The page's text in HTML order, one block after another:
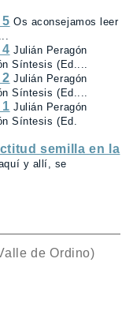
Os aconsejamos leer
Julián Peragón
Síntesis (Ed....
Julián Peragón
Síntesis (Ed....
Julián Peragón
Síntesis (Ed.
semilla en la
y allí, se
de Ordino)